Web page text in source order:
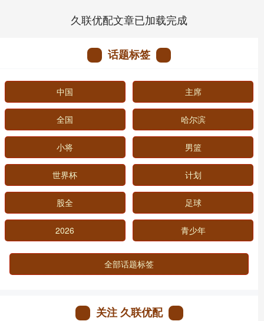
久联优配文章已加载完成
话题标签
中国 主席
全国 哈尔滨
小将 男篮
世界杯 计划
股全 足球
2026 青少年
全部话题标签
关注 久联优配